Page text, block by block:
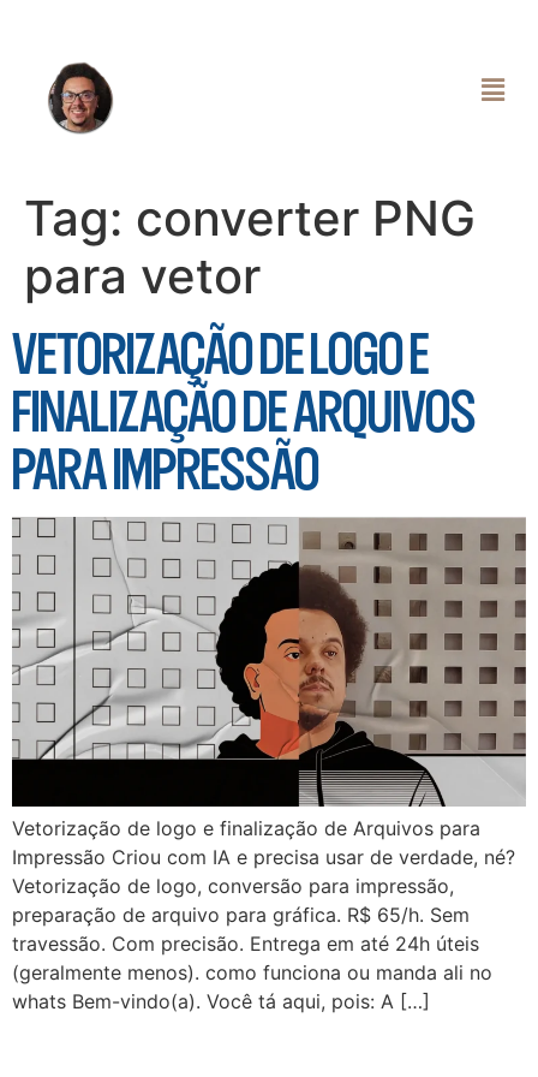
Tag: converter PNG
para vetor
VETORIZAÇÃO DE LOGO E
FINALIZAÇÃO DE ARQUIVOS
PARA IMPRESSÃO
Vetorização de logo e finalização de Arquivos para
Impressão Criou com IA e precisa usar de verdade, né?
Vetorização de logo, conversão para impressão,
preparação de arquivo para gráfica. R$ 65/h. Sem
travessão. Com precisão. Entrega em até 24h úteis
(geralmente menos). como funciona ou manda ali no
whats Bem-vindo(a). Você tá aqui, pois: A […]